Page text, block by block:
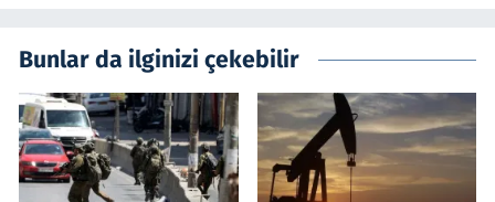
Bunlar da ilginizi çekebilir